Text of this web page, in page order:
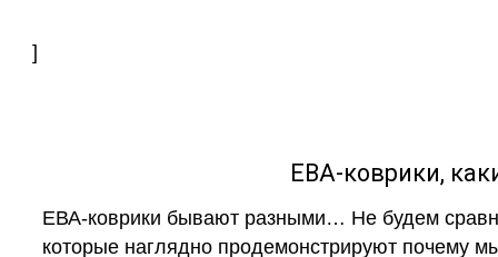
]
ЕВА-коврики,
ЕВА-коврики бывают разными… Не будем
которые наглядно продемонстрируют почему